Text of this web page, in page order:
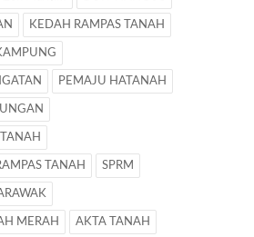
KEDAH RAMPAS TANAH
PEMAJU HATANAH
TANAH SPRM
MERAH AKTA TANAH